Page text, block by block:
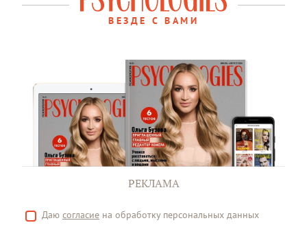
ВЕЗДЕ С ВАМИ
РЕКЛАМА
Даю согласие на обработку персональных данных